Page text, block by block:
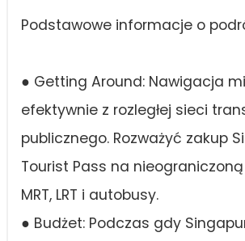
Podstawowe informacje o
● Getting Around: Nawigacja
efektywnie z rozległej sieci
publicznego. Rozważyć zakup
Tourist Pass na
MRT, LRT i autobusy.
● Budżet: Podczas gdy